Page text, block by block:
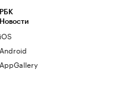
РБК
Новости
iOS
Android
AppGallery